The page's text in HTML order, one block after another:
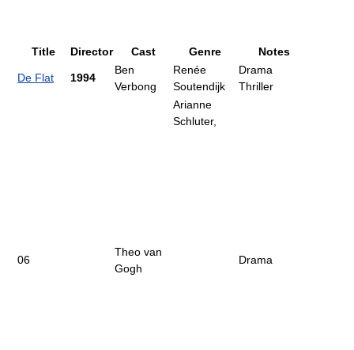
Title Director Cast Genre Notes
De Flat 1994
Ben
Verbong
Renée
Soutendijk
Drama
Thriller
06
Theo van
Gogh
Arianne
Schluter,
Drama